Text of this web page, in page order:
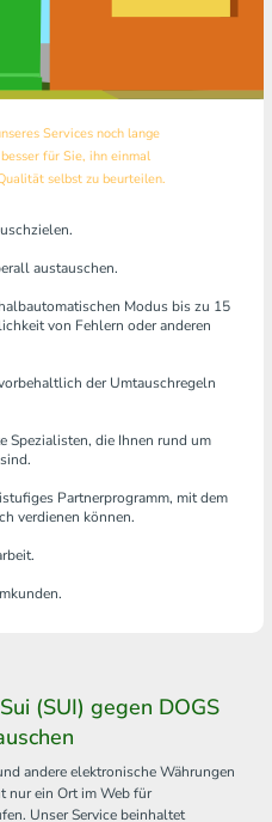
Services noch lange
für Sie, ihn einmal
selbst zu beurteilen.
austauschen.
Modus bis zu 15
von Fehlern oder anderen
der Umtauschregeln
Spezialisten, die Ihnen rund um
Partnerprogramm, mit dem
verdienen können.
(SUI) gegen DOGS
andere elektronische Währungen
nur ein Ort im Web für
Unser Service beinhaltet